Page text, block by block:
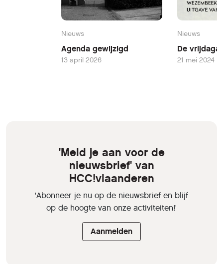
Nieuws
Agenda gewijzigd
13 april 2026
Nieuws
De
21 mei 2024
'Meld je aan voor de
nieuwsbrief' van
HCC!vlaanderen
'Abonneer je nu op de nieuwsbrief en blijf
op de hoogte van onze activiteiten!'
Aanmelden